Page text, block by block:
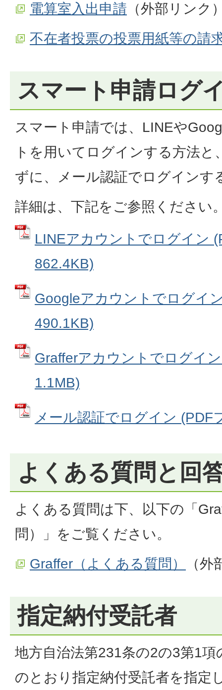
電算室入出申請 （外部リンク
不在者投票の投票用紙等の請
スマート申請ログ
スマート申請では、LINEや
トを用いてログインする方法
ずに、メール認証でログインす
詳細は、下記をご参照ください
LINEアカウントでログイン
862.4KB)
Googleアカウントでログイ
490.1KB)
Grafferアカウントでログイ
1.1MB)
メール認証でログイン (PDF
よくある質問と回
よくある質問は下、以下の「
問）」をご覧ください。
Graffer（よくある質問）
（
指定納付受託者
地方自治法第231条の2の3第1
のとおり指定納付受託者を指定